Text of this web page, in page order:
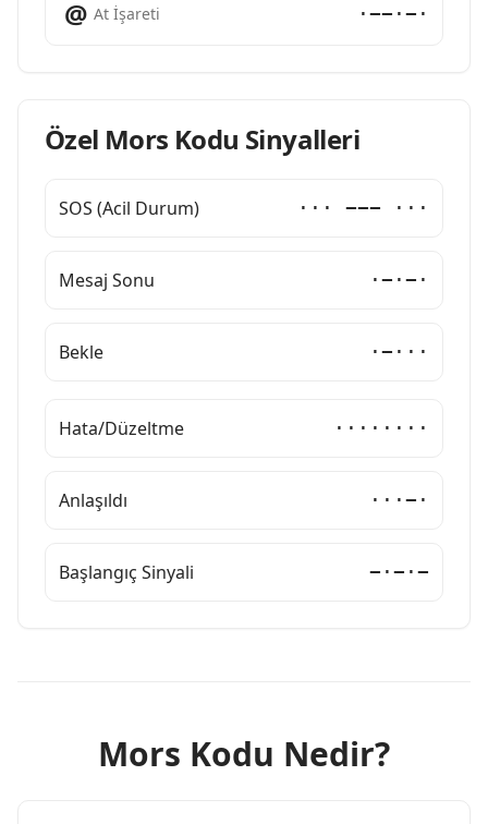
@ At İşareti ·−−·−·
Özel Mors Kodu Sinyalleri
SOS (Acil Durum) ··· −−− ···
Mesaj Sonu ·−·−·
Bekle ·−···
Hata/Düzeltme ········
Anlaşıldı ···−·
Başlangıç Sinyali −·−·−
Mors Kodu Nedir?